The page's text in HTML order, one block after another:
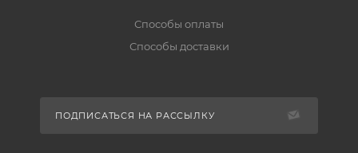
Способы оплаты
Способы доставки
ПОДПИСАТЬСЯ НА РАССЫЛКУ